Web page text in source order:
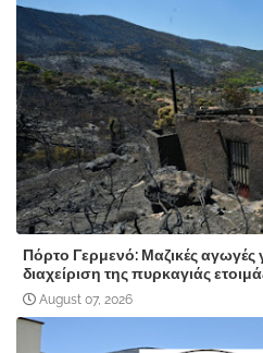
Πόρτο Γερμενό: Μαζικές αγωγές
διαχείριση της πυρκαγιάς
August 07, 2026